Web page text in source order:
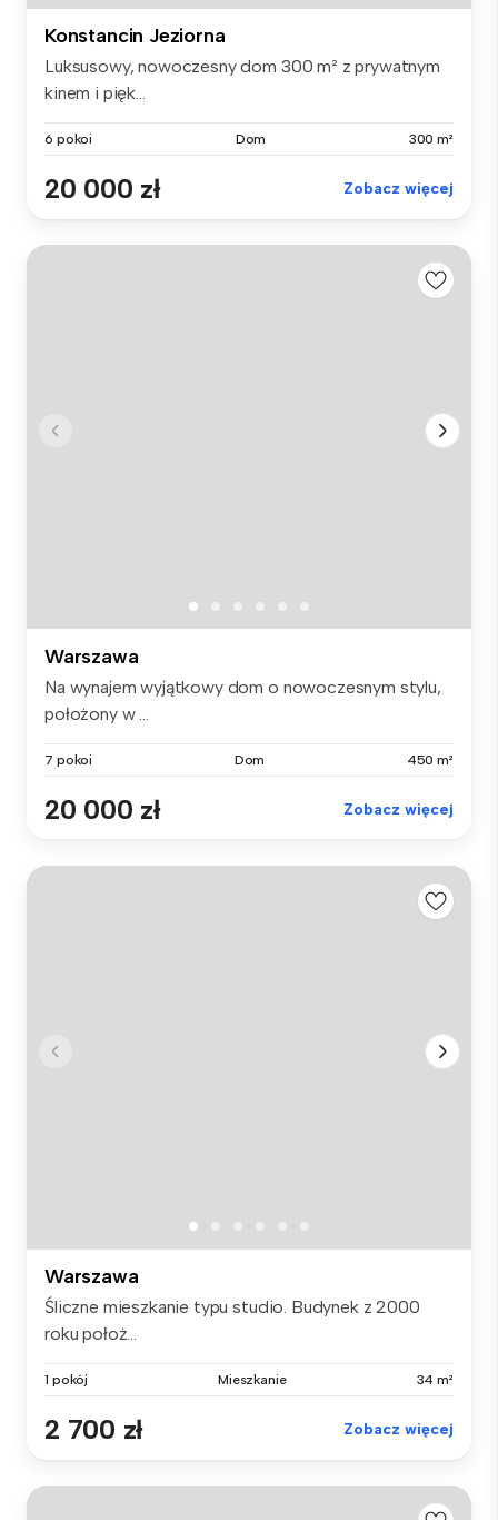
Konstancin Jeziorna
Luksusowy, nowoczesny dom 300 m² z prywatnym
kinem i pięk...
6 pokoi Dom 300 m²
20 000 zł Zobacz więcej
Warszawa
Na wynajem wyjątkowy dom o nowoczesnym stylu,
położony w ...
7 pokoi Dom 450 m²
20 000 zł Zobacz więcej
Warszawa
Śliczne mieszkanie typu studio. Budynek z 2000
roku położ...
1 pokój Mieszkanie 34 m²
2 700 zł Zobacz więcej